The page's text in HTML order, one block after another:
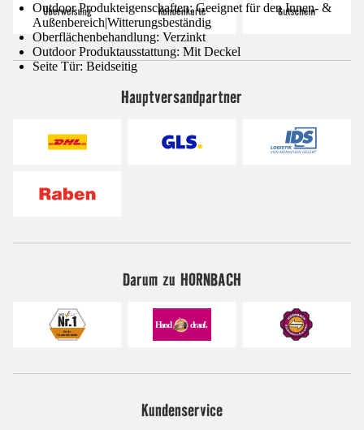
Outdoor Produkteigenschaften: Geeignet für den Innen- &
Außenbereich|Witterungsbeständig
Oberflächenbehandlung: Verzinkt
Outdoor Produktausstattung: Mit Deckel
Seite Tür: Beidseitig
Hauptversandpartner
Darum zu HORNBACH
Kundenservice